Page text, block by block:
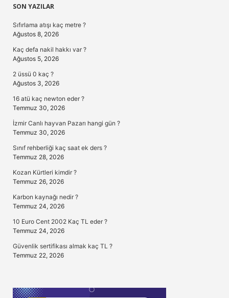
Sidebar
SON YAZILAR
Sıfırlama atışı kaç metre ?
Ağustos 8, 2026
Kaç defa nakil hakkı var ?
Ağustos 5, 2026
2 üssü 0 kaç ?
Ağustos 3, 2026
16 atü kaç newton eder ?
Temmuz 30, 2026
İzmir Canlı hayvan Pazarı hangi gün ?
Temmuz 30, 2026
Sınıf rehberliği kaç saat ek ders ?
Temmuz 28, 2026
Kozan Kürtleri kimdir ?
Temmuz 26, 2026
Karbon kaynağı nedir ?
Temmuz 24, 2026
10 Euro Cent 2002 Kaç TL eder ?
Temmuz 24, 2026
Güvenlik sertifikası almak kaç TL ?
Temmuz 22, 2026